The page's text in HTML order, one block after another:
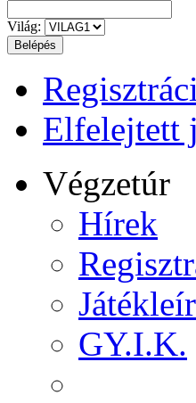
Világ:
Elfelejtett
Végzetúr
Hírek
GY.I.K.